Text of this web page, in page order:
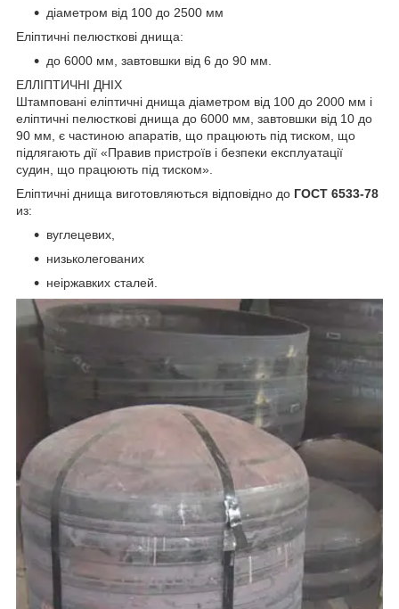
діаметром від 100 до 2500 мм
Еліптичні пелюсткові днища:
до 6000 мм, завтовшки від 6 до 90 мм.
ЕЛЛІПТИЧНІ ДНІХ
Штамповані еліптичні днища діаметром від 100 до 2000 мм і
еліптичні пелюсткові днища до 6000 мм, завтовшки від 10 до
90 мм, є частиною апаратів, що працюють під тиском, що
підлягають дії «Правив пристроїв і безпеки експлуатації
судин, що працюють під тиском».
Еліптичні днища виготовляються відповідно до ГОСТ 6533-78
из:
вуглецевих,
низьколегованих
неіржавких сталей.